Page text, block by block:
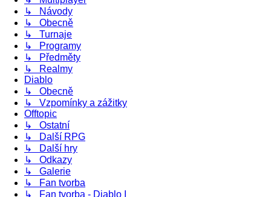
↳ Návody
↳ Obecně
↳ Turnaje
↳ Programy
↳ Předměty
↳ Realmy
Diablo
↳ Obecně
↳ Vzpomínky a zážitky
Offtopic
↳ Ostatní
↳ Další RPG
↳ Další hry
↳ Odkazy
↳ Galerie
↳ Fan tvorba
↳ Fan tvorba - Diablo I